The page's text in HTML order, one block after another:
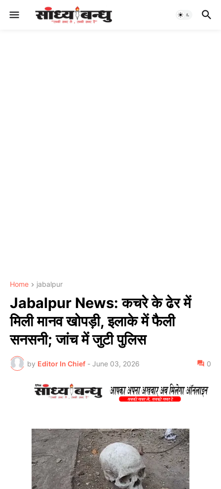
Home jabalpur
Jabalpur News: कचरे के ढेर में
मिली मानव खोपड़ी, इलाके में फैली
सनसनी; जांच में जुटी पुलिस
by Editor In Chief - June 03, 2026 0